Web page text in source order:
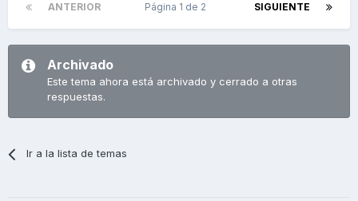
ANTERIOR SIGUIENTE
Página 1 de 2
Archivado
Este tema ahora está archivado y cerrado a otras
respuestas.
Ir a la lista de temas